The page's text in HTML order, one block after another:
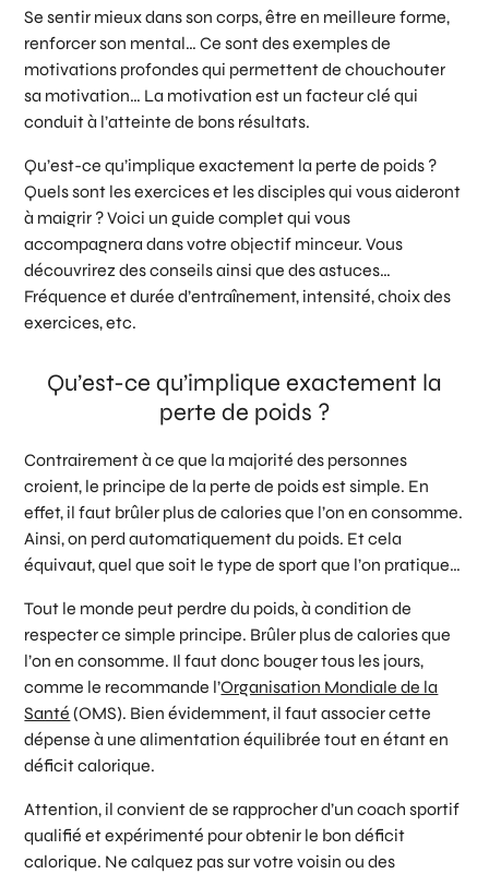
Se sentir mieux dans son corps, être en meilleure forme,
renforcer son mental… Ce sont des exemples de
motivations profondes qui permettent de chouchouter
sa motivation… La motivation est un facteur clé qui
conduit à l’atteinte de bons résultats.
Qu’est-ce qu’implique exactement la perte de poids ?
Quels sont les exercices et les disciples qui vous aideront
à maigrir ? Voici un guide complet qui vous
accompagnera dans votre objectif minceur. Vous
découvrirez des conseils ainsi que des astuces…
Fréquence et durée d’entraînement, intensité, choix des
exercices, etc.
Qu’est-ce qu’implique exactement la
perte de poids ?
Contrairement à ce que la majorité des personnes
croient, le principe de la perte de poids est simple. En
effet, il faut brûler plus de calories que l’on en consomme.
Ainsi, on perd automatiquement du poids. Et cela
équivaut, quel que soit le type de sport que l’on pratique…
Tout le monde peut perdre du poids, à condition de
respecter ce simple principe. Brûler plus de calories que
l’on en consomme. Il faut donc bouger tous les jours,
comme le recommande l’Organisation Mondiale de la
Santé (OMS). Bien évidemment, il faut associer cette
dépense à une alimentation équilibrée tout en étant en
déficit calorique.
Attention, il convient de se rapprocher d’un coach sportif
qualifié et expérimenté pour obtenir le bon déficit
calorique. Ne calquez pas sur votre voisin ou des